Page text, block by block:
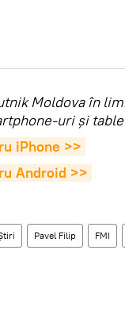
Moldova în
uri şi
iPhone >>
Android >>
Pavel Filip FMI